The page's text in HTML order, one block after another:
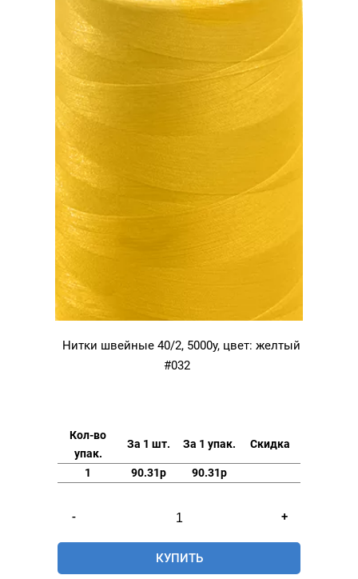
Нитки швейные 40/2, 5000у, цвет: желтый
#032
Кол-во
упак.
За 1 шт. За 1 упак. Скидка
1 90.31р 90.31р
-
товара
Нитки
швейные
+
КУПИТЬ